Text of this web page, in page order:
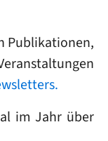
Publikationen,
im Jahr über